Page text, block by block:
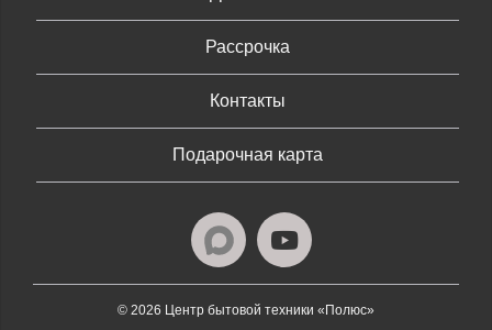
Рассрочка
Контакты
Подарочная карта
© 2026 Центр бытовой техники «Полюс»